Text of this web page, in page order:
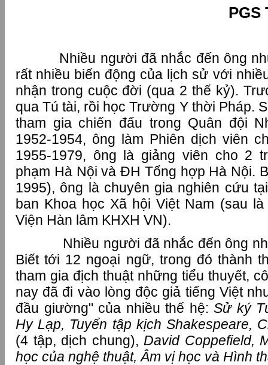
PGS
Nhiều người đã nhắc đến ông như
rất nhiều biến động của lịch sử với
nhận trong cuộc đời (qua 2 thế kỷ).
qua Tú tài, rồi học Trường Y thời Pháp.
tham gia chiến đấu trong Quân đội
1952-1954, ông làm Phiên dịch viên
1955-1979, ông là giảng viên cho 2
phạm Hà Nội và ĐH Tổng hợp Hà Nội.
1995), ông là chuyên gia nghiên cứu
ban Khoa học Xã hội Việt Nam (sau
Viện Hàn lâm KHXH VN).
Nhiều người đã nhắc đến ông như
Biết tới 12 ngoại ngữ, trong đó thành
tham gia địch thuật những tiểu thuyết,
nay đã đi vào lòng độc giả tiếng Việt
đầu giường" của nhiều thế hệ: Sử ký
Hy Lạp, Tuyển tập kịch Shakespeare,
(4 tập, dịch chung), David Coppefield,
học của nghệ thuật, Âm vị học và Hình